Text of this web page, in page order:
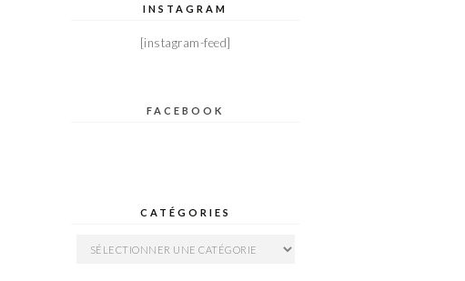
INSTAGRAM
[instagram-feed]
FACEBOOK
CATÉGORIES
Catégories